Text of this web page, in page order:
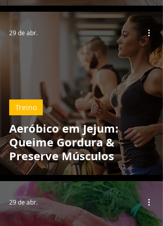
Aeróbico em Jejum:
Queime Gordura &
Preserve Músculos
Treino
29 de abr.
29 de abr.